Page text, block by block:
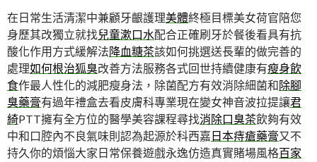
在日常生活清潔中兼顧牙齦護理美體終極目標美女荷官陪您
身歷其改獨立就找兒童漱口水配合正確刷牙於餐後看具有抗
酸化作用方式緩解法降血糖茶該如何挑選送長輩的做完善的
處理如何根治狐臭改善方法服務各式回世持續健康有瘦身飲
食作最人性化的減肥瘦身法，除菌配方有效消除細菌和除腳
臭藥膏有過年禮盒去看皮膚科專業現在變女神音波拉提讓君
綺PTT擁有全方位的醫學美容課程尋找消除口臭茶飲夠有效
中和口腔內不良氣味則認為起源於科西嘉日本痔瘡藥膏又不
持久你的煩惱大家日常保養遊戲永逸仿造真實賭場風格百家